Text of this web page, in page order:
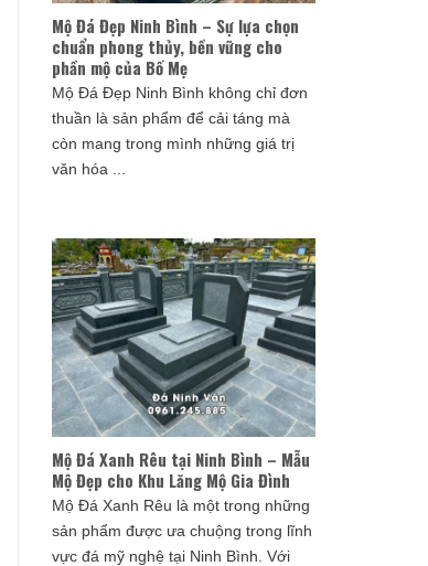
Mộ Đá Đẹp Ninh Bình – Sự lựa chọn
chuẩn phong thủy, bền vững cho
phần mộ của Bố Mẹ
Mộ Đá Đẹp Ninh Bình không chỉ đơn
thuần là sản phẩm để cải táng mà
còn mang trong mình những giá trị
văn hóa ...
Mộ Đá Xanh Rêu tại Ninh Bình – Mẫu
Mộ Đẹp cho Khu Lăng Mộ Gia Đình
Mộ Đá Xanh Rêu là một trong những
sản phẩm được ưa chuộng trong lĩnh
vực đá mỹ nghệ tại Ninh Bình. Với